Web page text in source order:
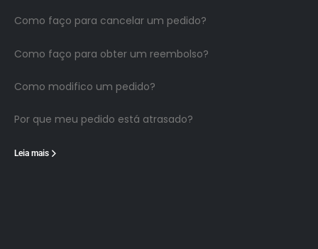
Como faço para cancelar um pedido?
Como faço para obter um reembolso?
Como modifico um pedido?
Por que meu pedido está atrasado?
Leia mais